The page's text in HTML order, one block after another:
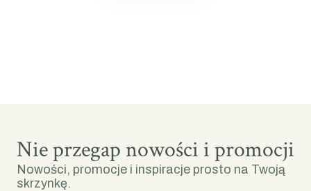
Nie przegap nowości i promocji
Nowości, promocje i inspiracje prosto na Twoją
skrzynkę.